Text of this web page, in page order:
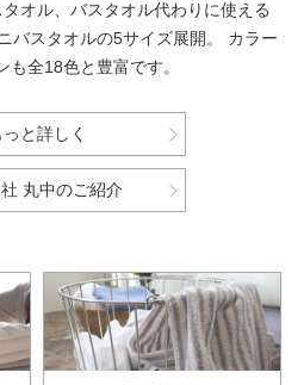
オル、バスタオル代わりに使える
バスタオルの5サイズ展開。
カラー
も全18色と豊富です。
っと詳しく
丸中のご紹介